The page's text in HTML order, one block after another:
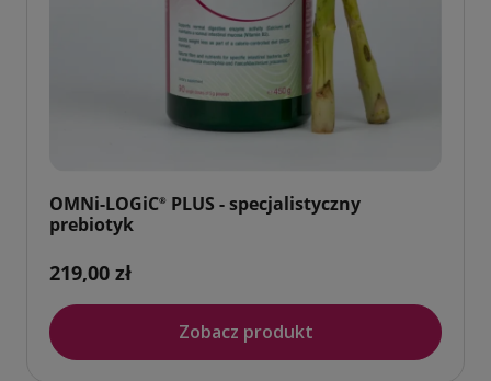
OMNi-LOGiC® PLUS - specjalistyczny
prebiotyk
219,00 zł
Zobacz produkt